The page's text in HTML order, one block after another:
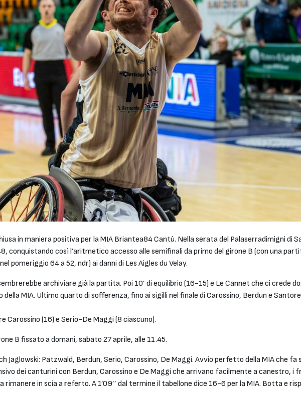
in maniera positiva per la MIA Briantea84 Cantù. Nella serata del Palaserradimigni di
conquistando così l’aritmetico accesso alle semifinali da primo del girone B (con una
pomeriggio 64 a 52, ndr) ai danni di Les Aigles du Velay.
archiviare già la partita. Poi 10’ di equilibrio (16-15) e Le Cannet che ci crede
MIA. Ultimo quarto di sofferenza, fino ai sigilli nel finale di Carossino, Berdun e
Carossino (16) e Serio-De Maggi (8 ciascuno).
B fissato a domani, sabato 27 aprile, alle 11.45.
Patzwald, Berdun, Serio, Carossino, De Maggi. Avvio perfetto della MIA che fa
dei canturini con Berdun, Carossino e De Maggi che arrivano facilmente a canestro, i
in scia a referto. A 1’09’’ dal termine il tabellone dice 16-6 per la MIA. Botta e